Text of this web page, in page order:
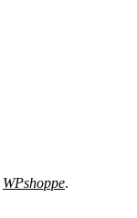
WPshoppe.